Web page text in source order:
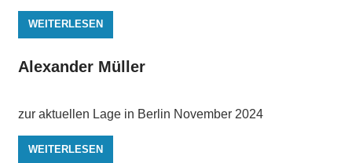
WEITERLESEN
Alexander Müller
zur aktuellen Lage in Berlin November 2024
WEITERLESEN